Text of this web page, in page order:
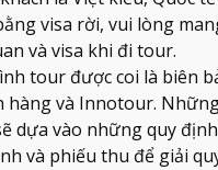
visa rời, vui lòng
và visa khi đi tour.
tour được coi là biên
hàng và Innotour.
dựa vào những quy
và phiếu thu để giải